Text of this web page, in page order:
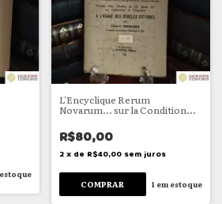
L'Encyclique Rerum
Novarum... sur la Condition
R$80,00
2 x de R$40,00 sem juros
1 em estoque